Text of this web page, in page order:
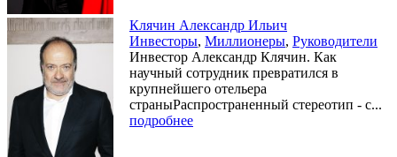
Клячин Александр Ильич
Инвесторы, Миллионеры, Руководители
Инвестор Александр Клячин. Как
научный сотрудник превратился в
крупнейшего отельера
страныРаспространенный стереотип - с...
подробнее